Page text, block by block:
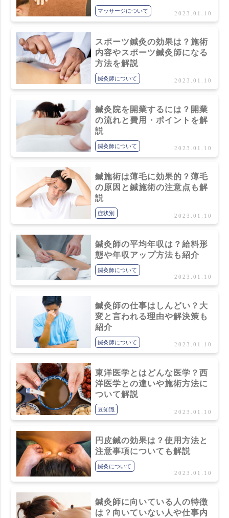
マッサージについて 2023.01.10
スポーツ鍼灸の効果は？施術
内容やスポーツ鍼灸師になる
方法を解説
鍼灸師について 2023.01.10
鍼灸院を開業するには？開業
の流れと費用・ポイントを解
説
鍼灸師について 2023.01.10
鍼施術は薄毛に効果的？薄毛
の原因と鍼施術の注意点も解
説
症状別 2023.01.10
鍼灸師の平均年収は？給料形
態や年収アップ方法も紹介
鍼灸師について
2023.01.10
鍼灸師の仕事はしんどい？大
変と言われる理由や解決策も
紹介
鍼灸師について 2023.01.10
東洋医学とはどんな医学？西
洋医学との違いや施術方法に
ついて解説
豆知識 2023.01.10
円皮鍼の効果は？使用方法と
注意事項についても解説
鍼灸について
2023.01.10
鍼灸師に向いている人の特徴
は？向いていない人や仕事内